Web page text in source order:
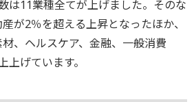
は11業種全てが上げました。そのな
が2％を超える上昇となったほか、
、ヘルスケア、金融、一般消費
げています。